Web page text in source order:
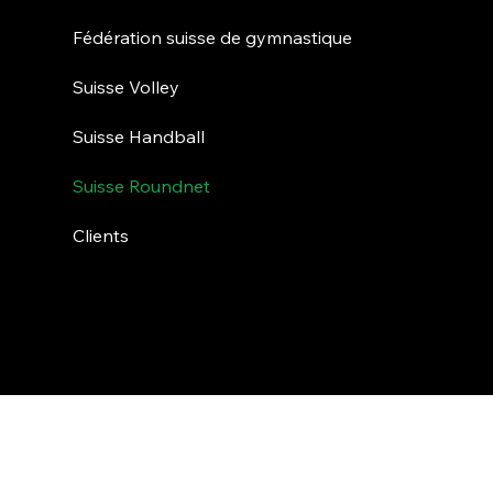
Fédération suisse de gymnastique
Suisse Volley
Suisse Handball
Suisse Roundnet
Clients